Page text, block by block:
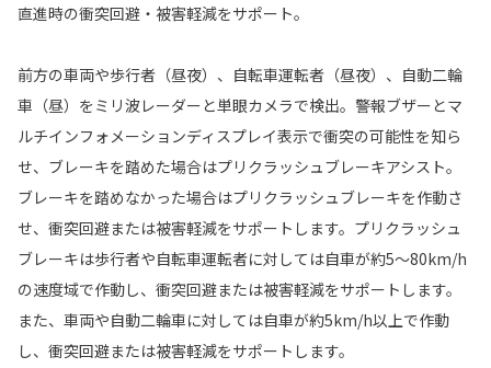
直進時の衝突回避・被害軽減をサポート。
前方の車両や歩行者（昼夜）、自転車運転者（昼夜）、自動二輪
車（昼）をミリ波レーダーと単眼カメラで検出。警報ブザーとマ
ルチインフォメーションディスプレイ表示で衝突の可能性を知ら
せ、ブレーキを踏めた場合はプリクラッシュブレーキアシスト。
ブレーキを踏めなかった場合はプリクラッシュブレーキを作動さ
せ、衝突回避または被害軽減をサポートします。プリクラッシュ
ブレーキは歩行者や自転車運転者に対しては自車が約5〜80km/h
の速度域で作動し、衝突回避または被害軽減をサポートします。
また、車両や自動二輪車に対しては自車が約5km/h以上で作動
し、衝突回避または被害軽減をサポートします。